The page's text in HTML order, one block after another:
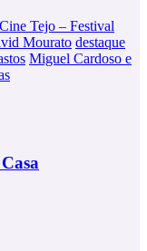
Cine Tejo – Festival
Mourato destaque
Miguel Cardoso e